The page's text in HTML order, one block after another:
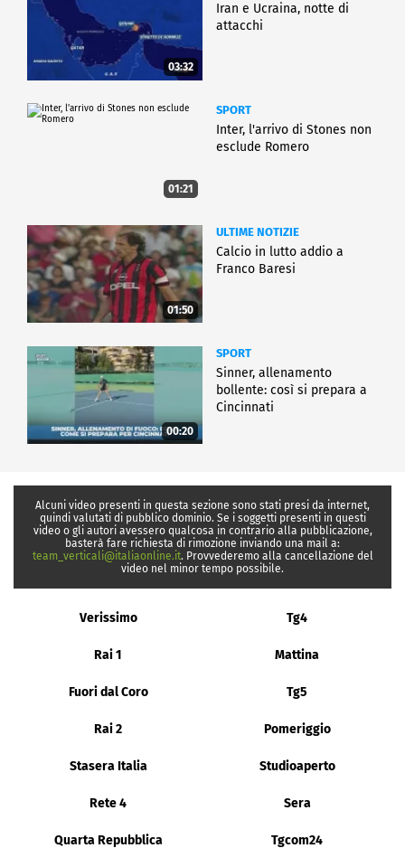
03:32
Iran e Ucraina, notte di
attacchi
01:21
SPORT
Inter, l'arrivo di Stones non
esclude Romero
01:50
ULTIME NOTIZIE
Calcio in lutto addio a
Franco Baresi
00:20
SPORT
Sinner, allenamento
bollente: così si prepara a
Cincinnati
Alcuni video presenti in questa sezione sono stati presi da internet,
quindi valutati di pubblico dominio. Se i soggetti presenti in questi
video o gli autori avessero qualcosa in contrario alla pubblicazione,
basterà fare richiesta di rimozione inviando una mail a:
team_verticali@italiaonline.it. Provvederemo alla cancellazione del
video nel minor tempo possibile.
Verissimo Tg4
Rai 1 Mattina
Fuori dal Coro Tg5
Rai 2 Pomeriggio
Stasera Italia Studioaperto
Rete 4 Sera
Quarta Repubblica Tgcom24